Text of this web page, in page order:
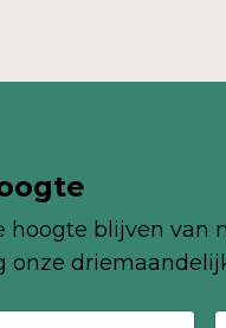
hoogte blijven van
onze